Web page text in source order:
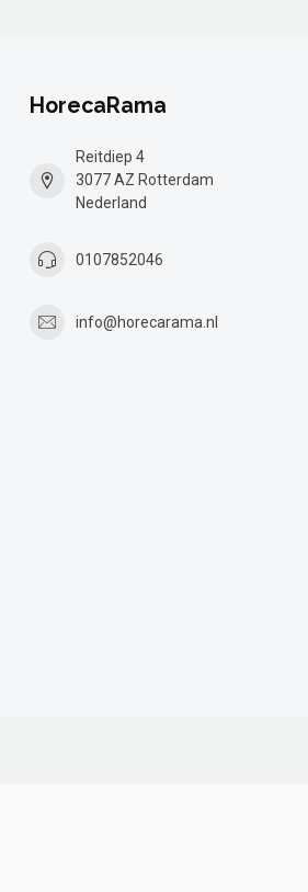
HorecaRama
Reitdiep 4
3077 AZ Rotterdam
Nederland
0107852046
info@horecarama.nl